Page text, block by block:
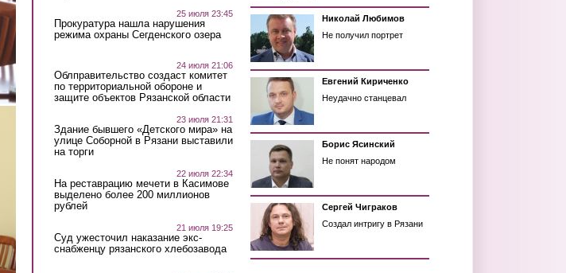
25 июля 23:45
Прокуратура нашла нарушения
режима охраны Сегденского озера
24 июля 21:06
Облправительство создаст комитет
по территориальной обороне и
защите объектов Рязанской области
23 июля 21:31
Здание бывшего «Детского мира» на
улице Соборной в Рязани выставили
на торги
22 июля 22:34
На реставрацию мечети в Касимове
выделено более 200 миллионов
рублей
21 июля 19:25
Суд ужесточил наказание экс-
снабженцу рязанского хлебозавода
Николай Любимов
Не получил портрет
Евгений Кириченко
Неудачно станцевал
Борис Ясинский
Не понят народом
Сергей Чиграков
Создал интригу в Рязани